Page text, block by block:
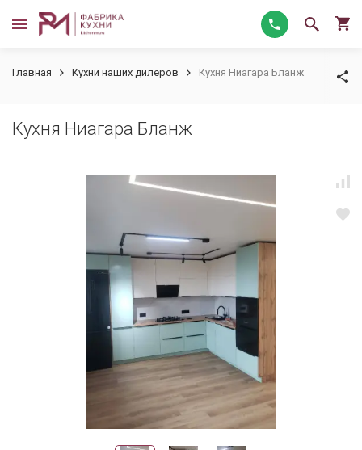
Главная Кухни наших дилеров Кухня Ниагара Бланж
Кухня Ниагара Бланж